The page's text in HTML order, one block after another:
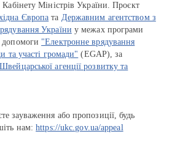
Кабінету Міністрів України. Проєкт
Європа та Державним агентством з
України у межах програми
допомоги "Електронне врядування
та участі громади" (EGAP), за
Швейцарської агенції розвитку та
зауваження або пропозиції, будь
нам:https://ukc.gov.ua/appeal